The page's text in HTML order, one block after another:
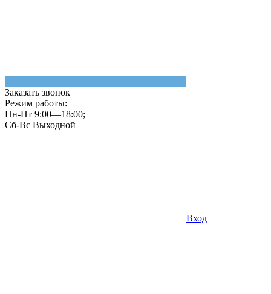
Заказать звонок
Режим работы:
Пн-Пт 9:00—18:00;
Сб-Вс Выходной
Вход